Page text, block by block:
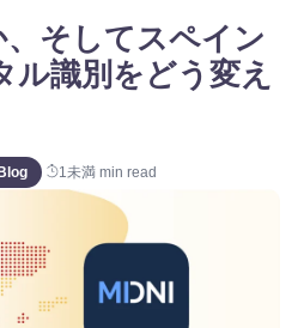
そしてスペイン
ル識別をどう変え
Blog 1未満 min read